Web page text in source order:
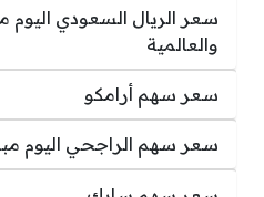
سعر الريال السعودي اليوم
والعالمية
سعر سهم أرامكو
سعر سهم الراجحي اليوم